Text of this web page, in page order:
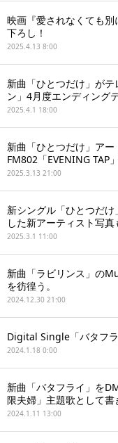
映画『愛されなくても
下ろし！
2025.4.13 8:00
新曲「ひとつだけ」が
ン」4月度エンディング
2025.4.1 18:00
新曲「ひとつだけ」ア
FM802「EVENING TAP
2025.3.13 21:00
新シングル「ひとつだ
した新アーティスト写真
2025.3.1 11:00
新曲「ラビリンス」の
を彷徨う。
2024.12.30 21:00
Digital Single「バタフ
2024.1.18 0:00
新曲「バタフライ」を
限夫婦」主題歌として書
2024.1.11 13:00